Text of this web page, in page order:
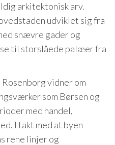
arkitektonisk arv.
udviklet sig fra
snævre gader og
til storslåede palæer fra
vidner om
som Børsen og
med handel,
I takt med at byen
rene linjer og